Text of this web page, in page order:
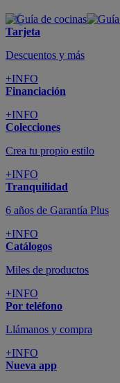
Tarjeta
Descuentos y más
+INFO
Financiación
+INFO
Colecciones
Crea tu propio estilo
+INFO
Tranquilidad
6 años de Garantía Plus
+INFO
Catálogos
Miles de productos
+INFO
Por teléfono
Llámanos y compra
+INFO
Nueva app